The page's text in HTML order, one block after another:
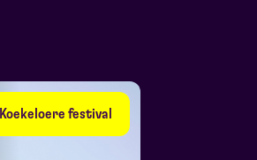
Koekeloere festival